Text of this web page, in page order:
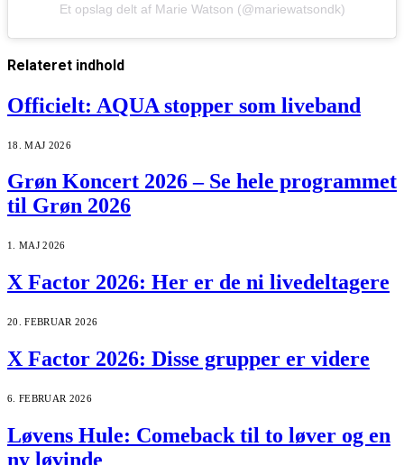
Et opslag delt af Marie Watson (@mariewatsondk)
Relateret indhold
Officielt: AQUA stopper som liveband
18. MAJ 2026
Grøn Koncert 2026 – Se hele programmet
til Grøn 2026
1. MAJ 2026
X Factor 2026: Her er de ni livedeltagere
20. FEBRUAR 2026
X Factor 2026: Disse grupper er videre
6. FEBRUAR 2026
Løvens Hule: Comeback til to løver og en
ny løvinde